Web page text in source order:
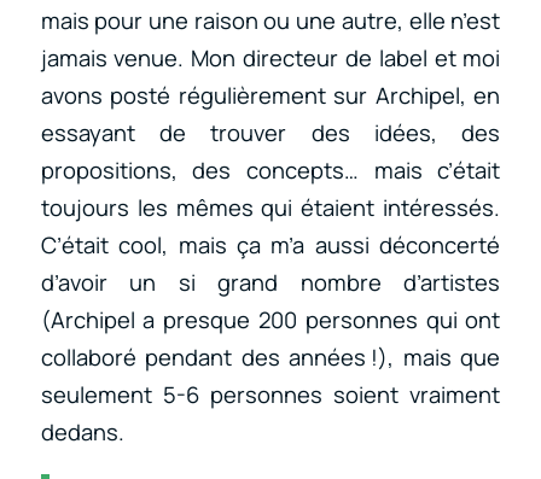
mais pour une raison ou une autre, elle n’est
jamais venue. Mon directeur de label et moi
avons posté régulièrement sur Archipel, en
essayant de trouver des idées, des
propositions, des concepts… mais c’était
toujours les mêmes qui étaient intéressés.
C’était cool, mais ça m’a aussi déconcerté
d’avoir un si grand nombre d’artistes
(Archipel a presque 200 personnes qui ont
collaboré pendant des années !), mais que
seulement 5-6 personnes soient vraiment
dedans.